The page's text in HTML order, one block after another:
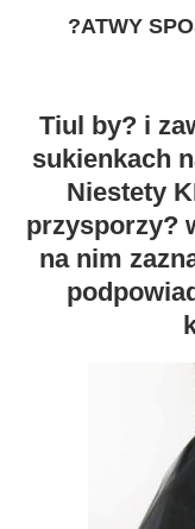
?ATWY
Tiul by? i
sukienkach
Niestety
przysporzy?
na nim